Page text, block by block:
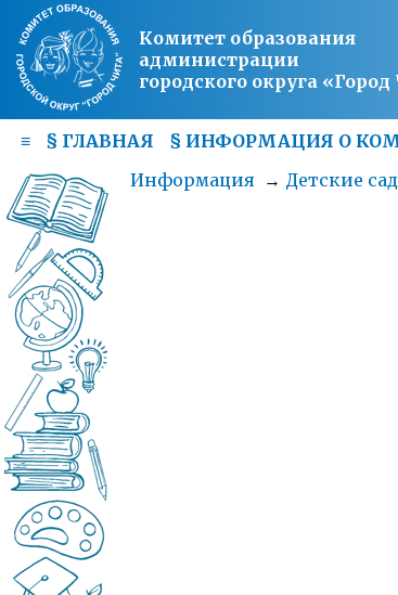
Комитет образования
администрации
городского округа
≡ § ГЛАВНАЯ § ИНФОРМАЦИЯ О
Информация → Детские